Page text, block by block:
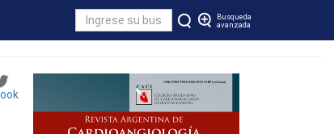
Busqueda
avanzada